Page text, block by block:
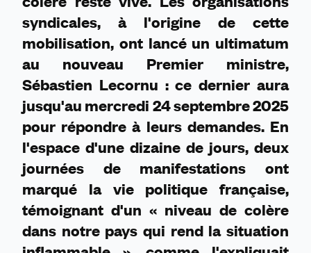
syndicales, à l'origine de cette
mobilisation, ont lancé un ultimatum
au nouveau Premier ministre,
Sébastien Lecornu : ce dernier aura
jusqu'au mercredi 24 septembre 2025
pour répondre à leurs demandes. En
l'espace d'une dizaine de jours, deux
journées de manifestations ont
marqué la vie politique française,
témoignant d'un « niveau de colère
dans notre pays qui rend la situation